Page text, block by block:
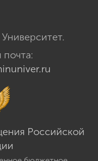
Российской